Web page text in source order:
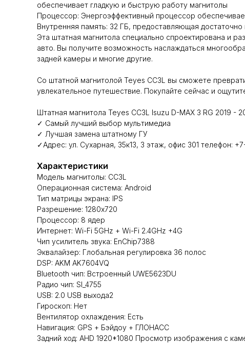
обеспечивает гладкую и быструю работу магнитолы
Процессор: Энергоэффективный процессор
Внутренняя память: 32 ГБ, предоставляющая
Эта штатная магнитола специально спроектирована и
авто. Вы получите возможность наслаждаться
задней камеры и многие другие.
Со штатной магнитолой Teyes CC3L вы сможете
увлекательное путешествие. Покупайте сейчас и
Штатная магнитола Teyes CC3L lsuzu D-MAX 3 RG 2019 -
✓ Самый лучший выбор мультимедиа
✓ Лучшая замена штатному ГУ
✓Адрес: ул. Сухарная, 35к13, 3 этаж, офис 301 телефон:
Характеристики
Модель магнитолы: CC3L
Операционная система: Android
Тип матрицы экрана: IPS
Разрешение: 1280х720
Процессор: 8 ядер
Интернет: Wi-Fi 5GHz + Wi-Fi 2.4GHz +4G
Чип усилитель звука: EnChip7388
Эквалайзер: Глобальная регулировка 36 полос
DSP: AKM AK7604VQ
Bluetooth чип: Встроенный UWE5623DU
Радио чип: SI_4755
USB: 2.0 USB выхода2
Гироскоп: Нет
Вентилятор охлаждения: Есть
Навигация: GPS + Бэйдоу + ГЛОНАСС
Задний ход: AHD 1920*1080 Просмотр изображения с